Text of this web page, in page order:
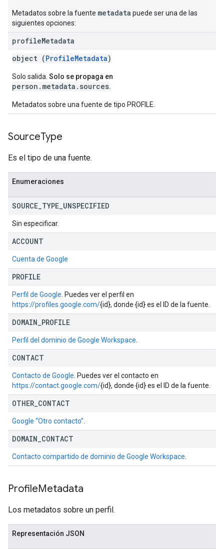
Metadatos sobre la fuente metadata puede ser una de las
siguientes opciones:
profileMetadata
object (ProfileMetadata)
Solo salida. Solo se propaga en
person.metadata.sources.
Metadatos sobre una fuente de tipo PROFILE.
SourceType
Es el tipo de una fuente.
Enumeraciones
SOURCE TYPE UNSPECIFIED
Sin especificar.
ACCOUNT
Cuenta de Google
PROFILE
Perfil de Google . Puedes ver el perfil en
https://profiles.google.com/{id}, donde {id} es el ID de la fuente.
DOMAIN PROFILE
Perfil del dominio de Google Workspace
CONTACT
Contacto de Google . Puedes ver el contacto en
https://contact.google.com/{id}, donde {id} es el ID de la fuente.
OTHER CONTACT
Google “Otro contacto”
DOMAIN CONTACT
Contacto compartido de dominio de Google Workspace
ProfileMetadata
Los metadatos sobre un perfil.
Representación JSON